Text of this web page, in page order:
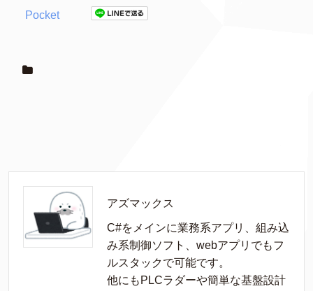
Pocket
アズマックス
C#をメインに業務系アプリ、組み込
み系制御ソフト、webアプリでもフ
ルスタックで可能です。
他にもPLCラダーや簡単な基盤設計